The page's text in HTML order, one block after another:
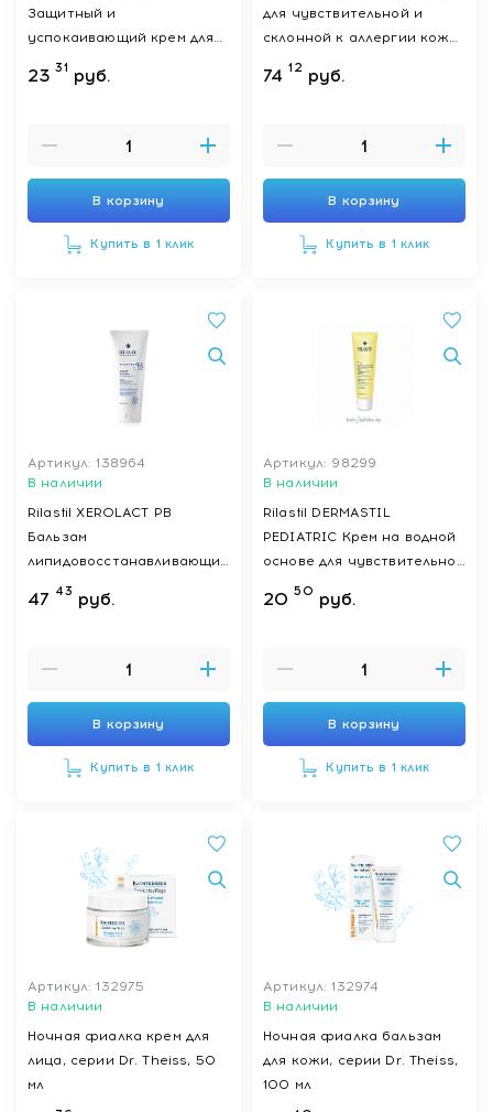
Защитный и
успокаивающий крем для
младенцев и детей с
чувствительной кожей, 50
23 31 руб.
В корзину
Купить в 1 клик
для чувствительной и
склонной к аллергии кожи,
200 мл
74 12 руб.
В корзину
Купить в 1 клик
Артикул: 138964
В наличии
Rilastil XEROLACT PB
Бальзам
липидовосстанавливающий
для лица и тела против
раздражения, 200 мл
47 43 руб.
В корзину
Купить в 1 клик
Артикул: 98299
В наличии
Rilastil DERMASTIL
PEDIATRIC Крем на водной
основе для чувствительной
кожи младенцев и детей,
100 мл
20 50 руб.
В корзину
Купить в 1 клик
Артикул: 132975
В наличии
Ночная фиалка крем для
лица, серии Dr. Theiss, 50
мл
Артикул: 132974
В наличии
Ночная фиалка бальзам
для кожи, серии Dr. Theiss,
100 мл